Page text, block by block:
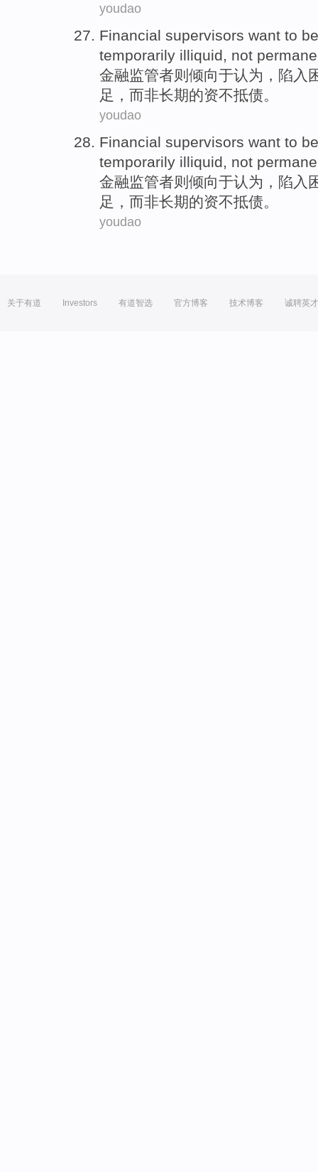
youdao
Financial supervisors want to
temporarily illiquid, not
金融监管者则 倾向于认为 ， 陷入
足 ，而非长期的资不抵债。
youdao
Financial supervisors want to
temporarily illiquid
not
金融监管者则倾向于认为 ， 陷入
足 ，而非长期的资不抵债。
youdao
关于有道 Investors 有道智选 官方博客 技术博客 诚聘英才